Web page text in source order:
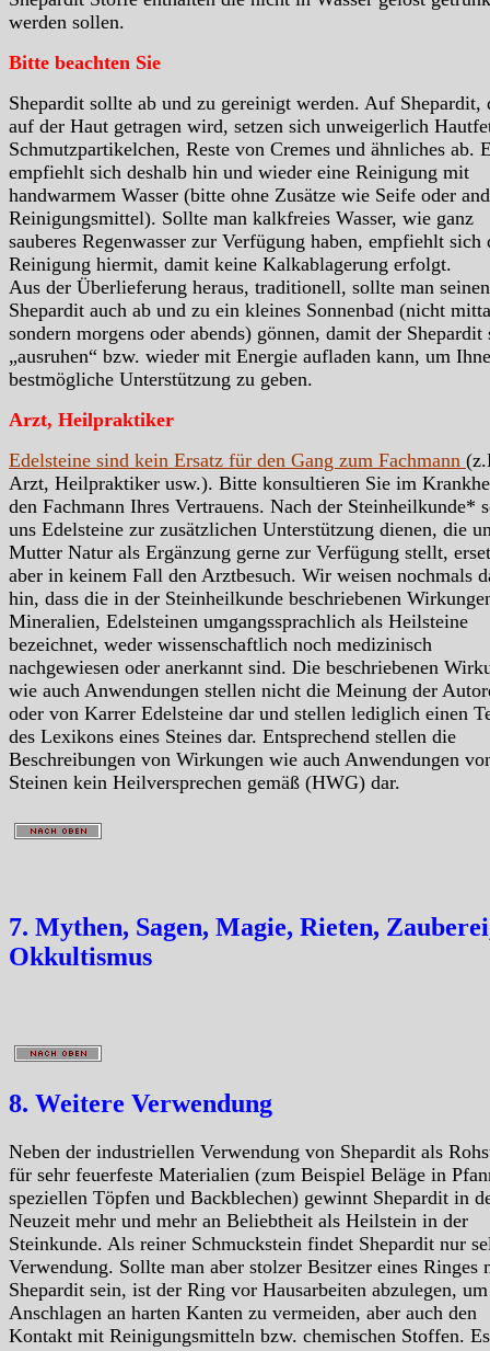
werden sollen.
Bitte beachten Sie
Shepardit sollte ab und zu gereinigt werden. Auf Shepardit,
auf der Haut getragen wird, setzen sich unweigerlich
Schmutzpartikelchen, Reste von Cremes und ähnliches ab.
empfiehlt sich deshalb hin und wieder eine Reinigung mit
handwarmem Wasser (bitte ohne Zusätze wie Seife oder
Reinigungsmittel). Sollte man kalkfreies Wasser, wie ganz
sauberes Regenwasser zur Verfügung haben, empfiehlt sich
Reinigung hiermit, damit keine Kalkablagerung erfolgt.
Aus der Überlieferung heraus, traditionell, sollte man seinen
Shepardit auch ab und zu ein kleines Sonnenbad (nicht
sondern morgens oder abends) gönnen, damit der Shepardit
„ausruhen“ bzw. wieder mit Energie aufladen kann, um
bestmögliche Unterstützung zu geben.
Arzt, Heilpraktiker
Edelsteine sind kein Ersatz für den Gang zum Fachmann
Arzt, Heilpraktiker usw.). Bitte konsultieren Sie im
den Fachmann Ihres Vertrauens. Nach der Steinheilkunde*
uns Edelsteine zur zusätzlichen Unterstützung dienen, die
Mutter Natur als Ergänzung gerne zur Verfügung stellt,
aber in keinem Fall den Arztbesuch. Wir weisen nochmals
hin, dass die in der Steinheilkunde beschriebenen
Mineralien, Edelsteinen umgangssprachlich als Heilsteine
bezeichnet, weder wissenschaftlich noch medizinisch
nachgewiesen oder anerkannt sind. Die beschriebenen
wie auch Anwendungen stellen nicht die Meinung der
oder von Karrer Edelsteine dar und stellen lediglich einen
des Lexikons eines Steines dar. Entsprechend stellen die
Beschreibungen von Wirkungen wie auch Anwendungen
Steinen kein Heilversprechen gemäß (HWG) dar.
7. Mythen, Sagen, Magie, Rieten,
Okkultismus
8. Weitere Verwendung
Neben der industriellen Verwendung von Shepardit als
für sehr feuerfeste Materialien (zum Beispiel Beläge in
speziellen Töpfen und Backblechen) gewinnt Shepardit in
Neuzeit mehr und mehr an Beliebtheit als Heilstein in der
Steinkunde. Als reiner Schmuckstein findet Shepardit nur
Verwendung. Sollte man aber stolzer Besitzer eines Ringes
Shepardit sein, ist der Ring vor Hausarbeiten abzulegen, um
Anschlagen an harten Kanten zu vermeiden, aber auch den
Kontakt mit Reinigungsmitteln bzw. chemischen Stoffen. Es